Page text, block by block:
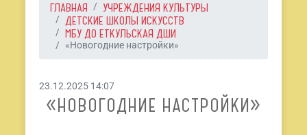
ГЛАВНАЯ
УЧРЕЖДЕНИЯ КУЛЬТУРЫ
ДЕТСКИЕ ШКОЛЫ ИСКУССТВ
МБУ ДО ЕТКУЛЬСКАЯ ДШИ
«Новогодние настройки»
23.12.2025 14:07
«НОВОГОДНИЕ НАСТРОЙКИ»